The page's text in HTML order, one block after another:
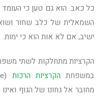
כל כאב. הוא גם טען כי העומד
השמאלית של כלב שחור
ישיב, אם לא אות הוא כי ימות.
הקרציות מתחלקות לשתי
במשפחת הקרציות הרכות
מחובר אל גחונו של הגוף